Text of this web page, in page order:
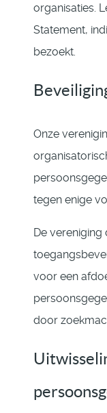
organisaties.
Statement,
bezoekt.
Onze
tegen enige
De
voor een
door